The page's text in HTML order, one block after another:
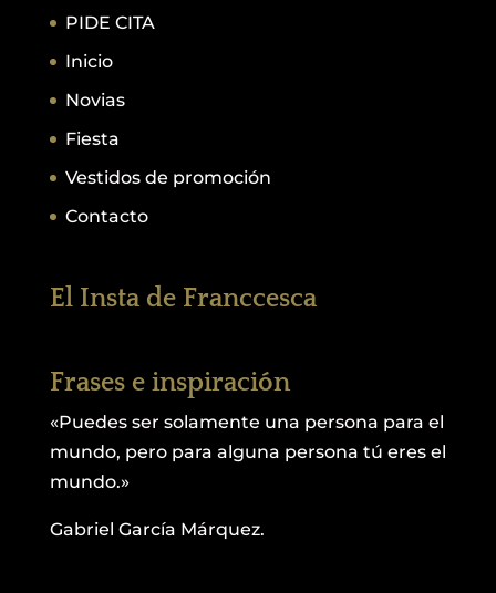
PIDE CITA
Inicio
Novias
Fiesta
Vestidos de promoción
Contacto
El Insta de Franccesca
Frases e inspiración
«Puedes ser solamente una persona para el
mundo, pero para alguna persona tú eres el
mundo.»
Gabriel García Márquez.